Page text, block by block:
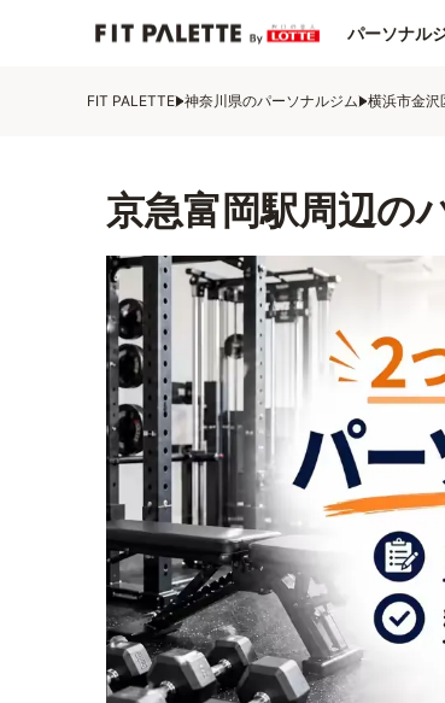
パーソナル
FIT PALETTE 神奈川県のパーソナルジム 横浜市金沢
京急富岡駅周辺の